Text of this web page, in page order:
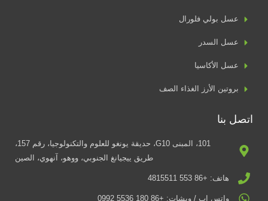
عسل بولي فلورال
عسل السدر
عسل الأكاسيا
بروتين الأرز الغذاء الصف
اتصل بنا
101، المبنى G10، حديقة يونغو للعلوم والتكنولوجيا، رقم 157،
طريق ييجيانغ الجنوبي، ووهو، آنهوي، الصين
هاتف: +86 553 4815511
واتس اب / ويشات: +86 180 5536 0992